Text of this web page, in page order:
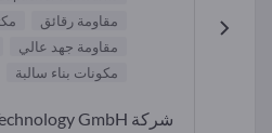
مقاومة رقائق
مقاومة جهد عالي
مكونات بناء سالبة